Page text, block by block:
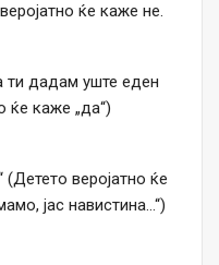
ќе каже не.
ти дадам уште еден
ќе каже „да“)
(Детето веројатно ќе
јас навистина…“)